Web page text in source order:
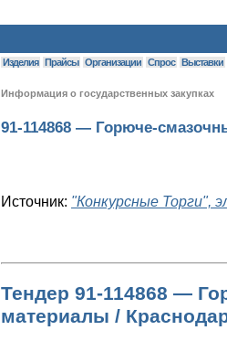
Изделия Прайсы Организации Спрос Выставки
Информация о государственных закупках
91-114868 — Горюче-
Источник: "Конкурсные Торги",
Тендер 91-114868 —
материалы /